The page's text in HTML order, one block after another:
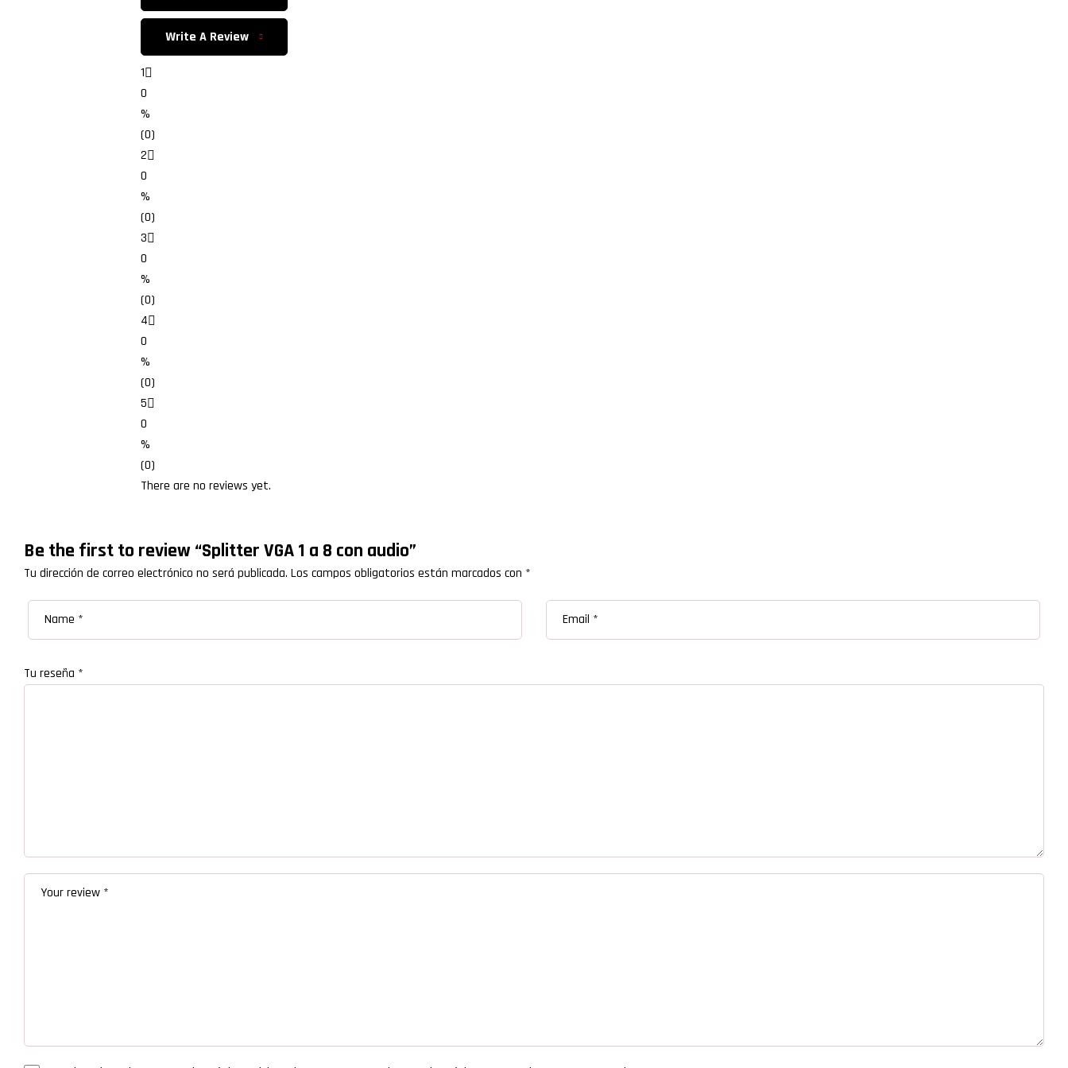
Write A Review
1
0
%
(0)
2
0
%
(0)
3
0
%
(0)
4
0
%
(0)
5
0
%
(0)
There are no reviews yet.
Be the first to review “Splitter VGA 1 a 8 con audio”
Tu dirección de correo electrónico no será publicada. Los campos obligatorios están marcados con *
Tu reseña *